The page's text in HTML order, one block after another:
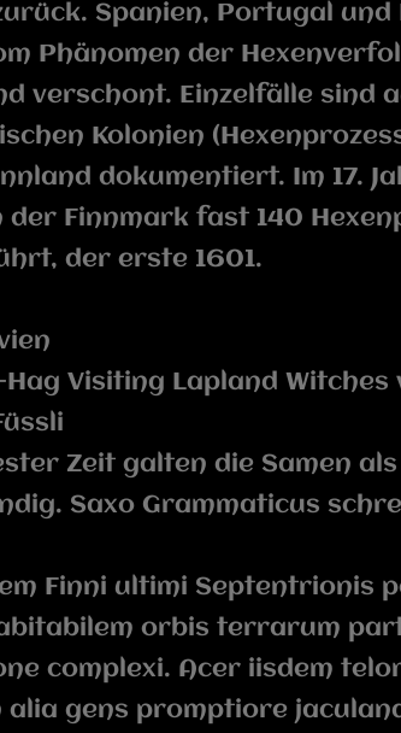
Spanien, Portugal und
Phänomen der
verschont. Einzelfälle sind
Kolonien
dokumentiert. Im 17.
der Finnmark fast 140
der erste 1601.
Hag Visiting Lapland Witches
Zeit galten die Samen
Saxo Grammaticus
Finni ultimi Septentrionis
orbis terrarum
complexi. Acer iisdem
alia gens promptiore